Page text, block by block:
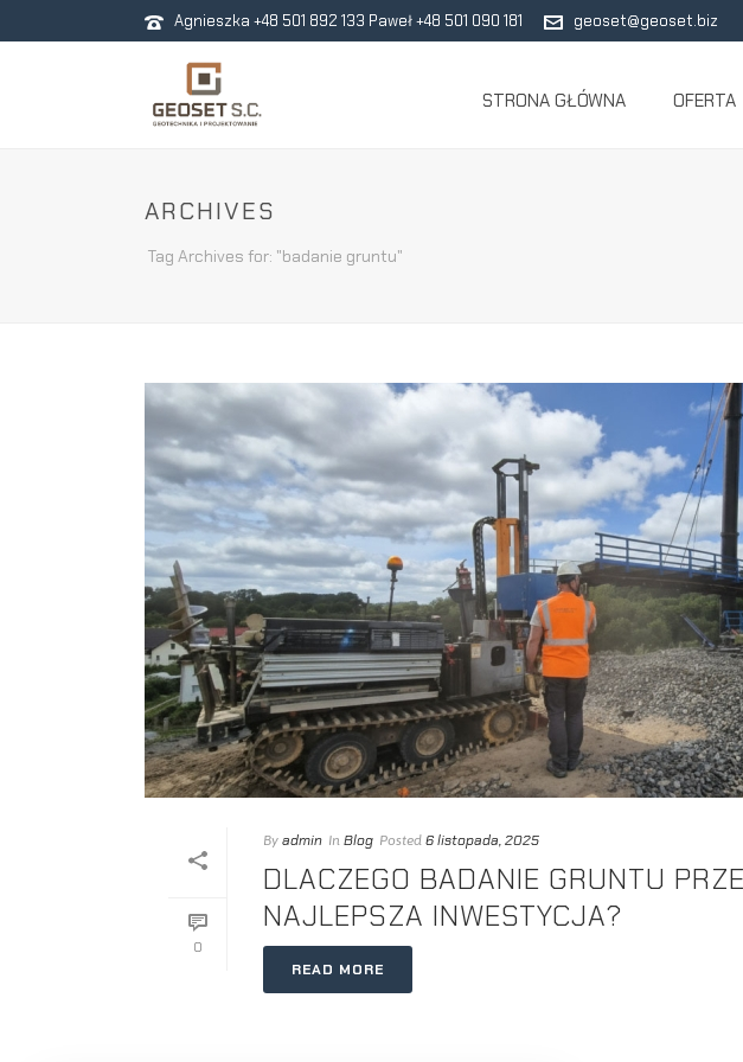
Agnieszka +48 501 892 133 Paweł +48 501 090 181 geoset@geoset.biz
STRONA GŁÓWNA OFERTA
ARCHIVES
Tag Archives for: "badanie gruntu"
0
By admin In Blog Posted 6 listopada, 2025
DLACZEGO BADANIE GRUNTU
NAJLEPSZA INWESTYCJA?
READ MORE